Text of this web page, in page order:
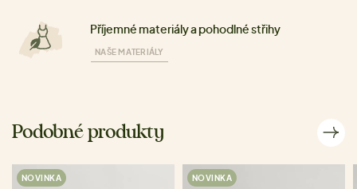
Příjemné materiály a pohodlné střihy
NAŠE MATERIÁLY
Podobné produkty
NOVINKA NOVINKA